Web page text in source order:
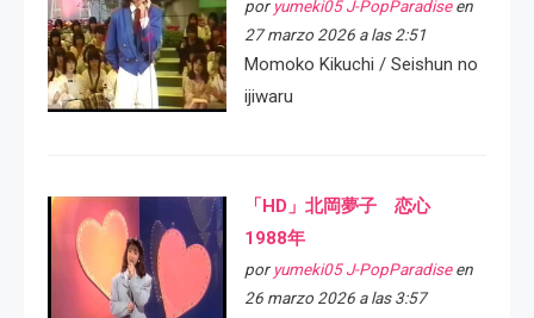
por yumeki05 J-PopParadiseen
27 marzo 2026 a las 2:51
Momoko Kikuchi / Seishun no
ijiwaru
「HD」北岡夢子 恋心
1988年
por yumeki05 J-PopParadiseen
26 marzo 2026 a las 3:57